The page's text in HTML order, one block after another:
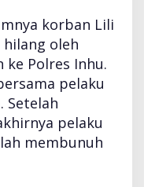
korban Lili
oleh
ke Polres Inhu.
pelaku
Setelah
pelaku
membunuh